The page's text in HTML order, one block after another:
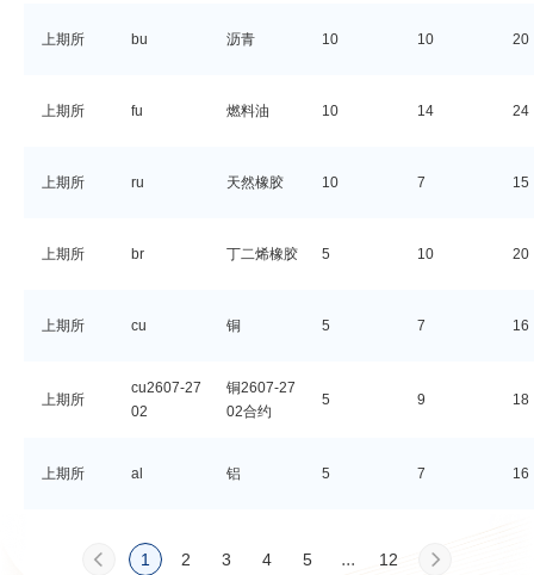
上期所 bu 沥青 10 10 20
上期所 fu 燃料油 10 14 24
上期所 ru 天然橡胶 10 7 15
上期所 br 丁二烯橡胶 5 10 20
上期所 cu 铜 5 7 16
上期所
cu2607-27
02
铜2607-27
02合约
5 9 18
上期所 al 铝 5 7 16
1 2 3 4 5 ... 12